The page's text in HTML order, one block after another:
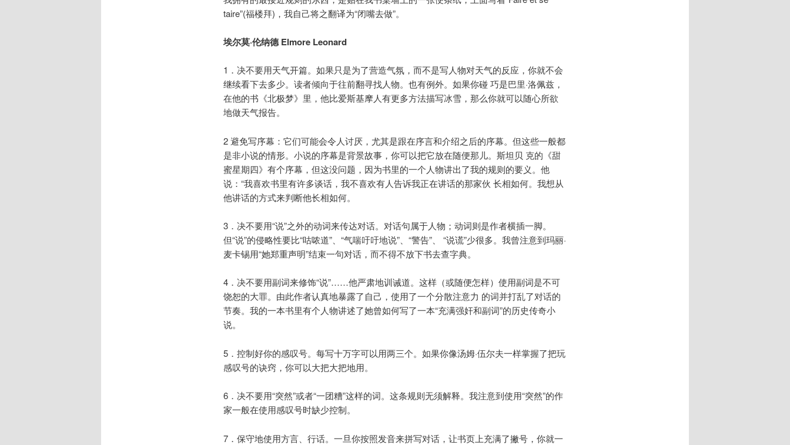
taire”(福楼拜)，我自己将之翻译为“闭嘴去做”。
埃尔莫·伦纳德 Elmore Leonard
1．决不要用天气开篇。如果只是为了营造气氛，而不是写人物对天气的反应，你就不会
继续看下去多少。读者倾向于往前翻寻找人物。也有例外。如果你碰 巧是巴里·洛佩兹，
在他的书《北极梦》里，他比爱斯基摩人有更多方法描写冰雪，那么你就可以随心所欲
地做天气报告。
2 避免写序幕：它们可能会令人讨厌，尤其是跟在序言和介绍之后的序幕。但这些一般都
是非小说的情形。小说的序幕是背景故事，你可以把它放在随便那儿。斯坦贝 克的《甜
蜜星期四》有个序幕，但这没问题，因为书里的一个人物讲出了我的规则的要义。他
说：“我喜欢书里有许多谈话，我不喜欢有人告诉我正在讲话的那家伙 长相如何。我想从
他讲话的方式来判断他长相如何。
3．决不要用“说”之外的动词来传达对话。对话句属于人物；动词则是作者横插一脚。
但“说”的侵略性要比“咕哝道”、“气喘吁吁地说”、“警告”、 “说谎”少很多。我曾注意到玛丽·
麦卡锡用“她郑重声明”结束一句对话，而不得不放下书去查字典。
4．决不要用副词来修饰“说”……他严肃地训诫道。这样（或随便怎样）使用副词是不可
饶恕的大罪。由此作者认真地暴露了自己，使用了一个分散注意力 的词并打乱了对话的
节奏。我的一本书里有个人物讲述了她曾如何写了一本“充满强奸和副词”的历史传奇小
说。
5．控制好你的感叹号。每写十万字可以用两三个。如果你像汤姆·伍尔夫一样掌握了把玩
感叹号的诀窍，你可以大把大把地用。
6．决不要用“突然”或者“一团糟”这样的词。这条规则无须解释。我注意到使用“突然”的作
家一般在使用感叹号时缺少控制。
7．保守地使用方言、行话。一旦你按照发音来拼写对话，让书页上充满了撇号，你就一